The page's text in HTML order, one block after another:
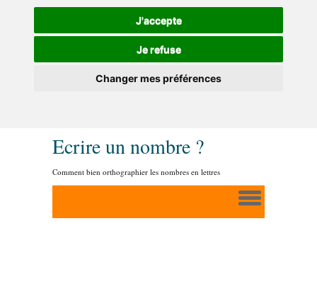
J'accepte
Je refuse
Changer mes préférences
Ecrire un nombre ?
Comment bien orthographier les nombres en lettres